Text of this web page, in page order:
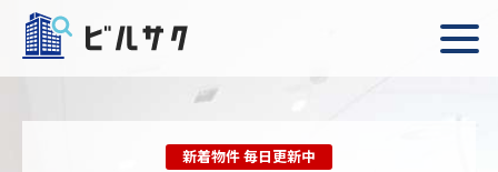
新着物件 毎日更新中